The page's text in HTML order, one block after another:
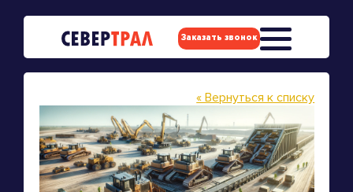
Заказать звонок
« Вернуться к списку